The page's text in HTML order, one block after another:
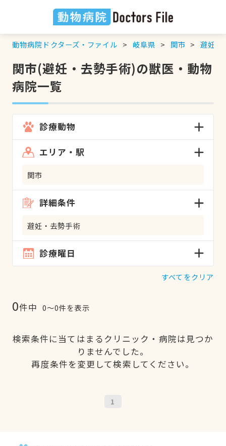
動物病院ドクターズ・ファイル 岐阜県 関市 避妊・
関市(避妊・去勢手術)の獣医・動物
病院一覧
診療動物
エリア・駅
関市
詳細条件
避妊・去勢手術
診療曜日
すべてをクリア
0件中 0〜0件を表示
検索条件に当てはまるクリニック・病院は見つか
りませんでした。
再度条件を変更して検索してください。
1